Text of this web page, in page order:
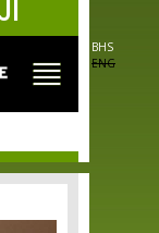
BHS
ENG